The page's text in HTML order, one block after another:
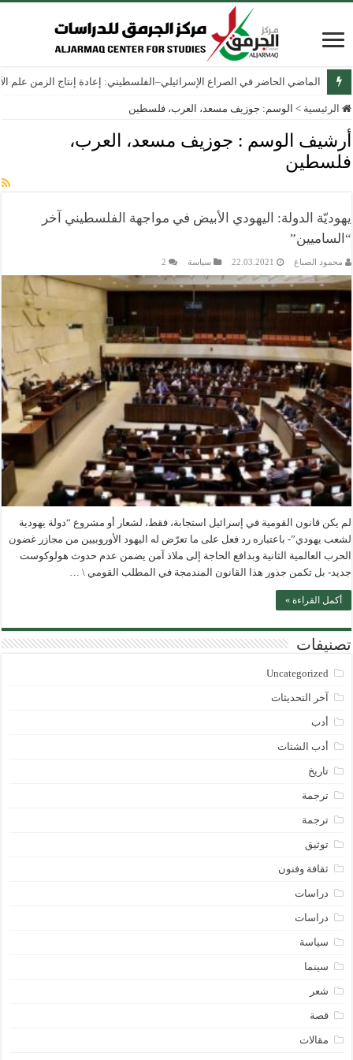
الماضي الحاضر في الصراع الإسرائيلي–الفلسطيني: إعادة إنتاج الزمن علم
الرئيسية > الوسم: جوزيف مسعد، العرب، فلسطين
أرشيف الوسم : جوزيف مسعد، العرب،
فلسطين
يهوديّة الدولة: اليهودي الأبيض في مواجهة الفلسطيني آخر
“الساميين”
محمود الصباغ 22.03.2021 سياسة 2
لم يكن قانون القومية في إسرائيل استجابة، فقط، لشعار أو مشروع “دولة يهودية
لشعب يهودي”- باعتباره رد فعل على ما تعرّض له اليهود الأوروبيين من مجازر غضون
الحرب العالمية الثانية وبدافع الحاجة إلى ملاذ آمن يضمن عدم حدوث هولوكوست
جديد- بل تكمن جذور هذا القانون المندمجة في المطلب القومي \ …
أكمل القراءة »
تصنيفات
Uncategorized
آخر التحديثات
أدب
أدب الشتات
تاريخ
ترجمة
ترجمة
توثيق
ثقافة وفنون
دراسات
دراسات
سياسة
سينما
شعر
قصة
مقالات